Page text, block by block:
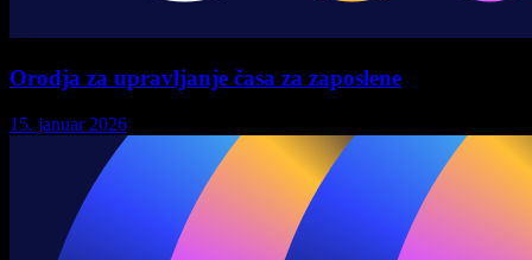
Orodja za upravljanje časa za zaposlene
15. januar 2026